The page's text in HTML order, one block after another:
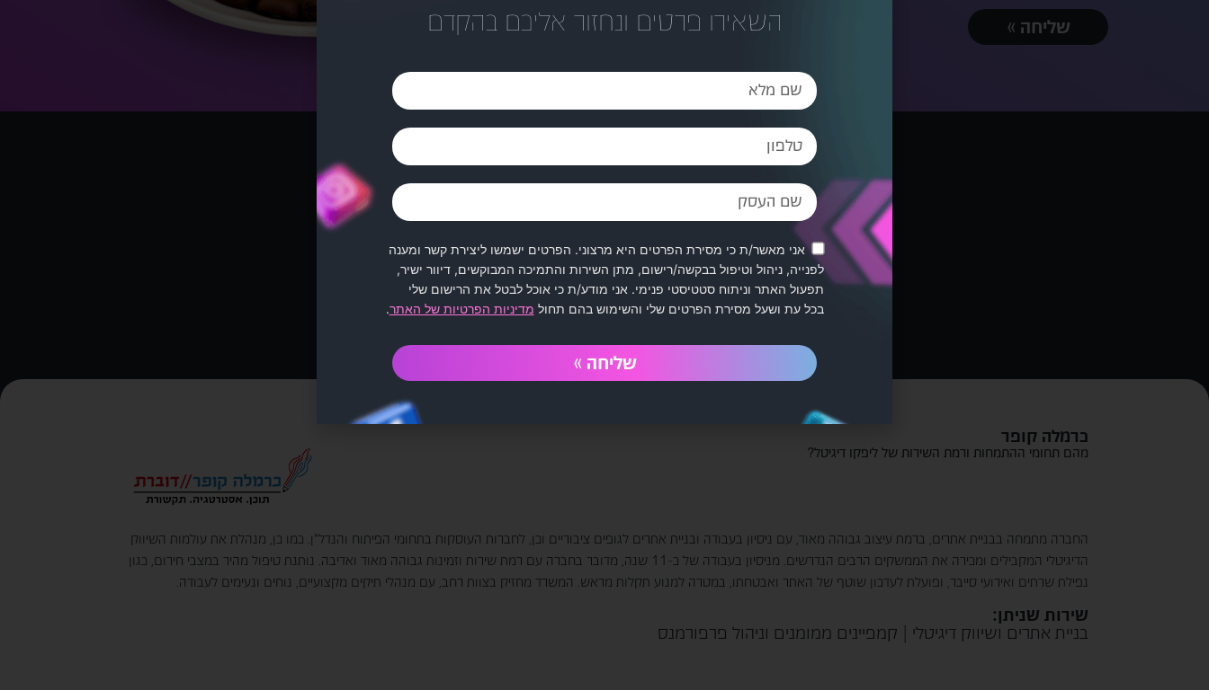
שליחה »
מחמאות שגורמות לנו להסמיק
כרמלה קופר
מהם תחומי ההתמחות ורמת השירות של ליפקו דיגיטל?
החברה מתמחה בבניית אתרים, ברמת עיצוב גבוהה מאוד, עם ניסיון בעבודה ובניית אתרים לגופים ציבוריים וכן, לחברות העוסקות בתחומי הפיתוח והנדל"ן. כמו כן, מנהלת את עולמות השיווק
הדיגיטלי המקבילים ומכירה את הממשקים הרבים הנדרשים. מניסיון בעבודה של כ-11 שנה, מדובר בחברה עם רמת שירות וזמינות גבוהה מאוד ואדיבה. נותנת טיפול מהיר במצבי חירום, כגון
נפילת שרתים ואירועי סייבר, ופועלת לעדכון שוטף של האתר ואבטחתו, במטרה למנוע תקלות מראש. המשרד מחזיק בצוות רחב, עם מנהלי תיקים מקצועיים, נוחים ונעימים לעבודה.
שירות שניתן:
בניית אתרים ושיווק דיגיטלי | קמפיינים ממומנים וניהול פרפורמנס
השאירו פרטים ונחזור אליכם בהקדם
אני מאשר/ת כי מסירת הפרטים היא מרצוני. הפרטים ישמשו ליצירת קשר ומענה
לפנייה, ניהול וטיפול בבקשה/רישום, מתן השירות והתמיכה המבוקשים, דיוור ישיר,
תפעול האתר וניתוח סטטיסטי פנימי. אני מודע/ת כי אוכל לבטל את הרישום שלי
בכל עת ושעל מסירת הפרטים שלי והשימוש בהם תחול מדיניות הפרטיות של האתר.
שליחה »